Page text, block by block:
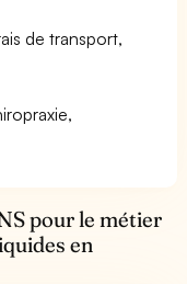
de transport,
pour le métier
en